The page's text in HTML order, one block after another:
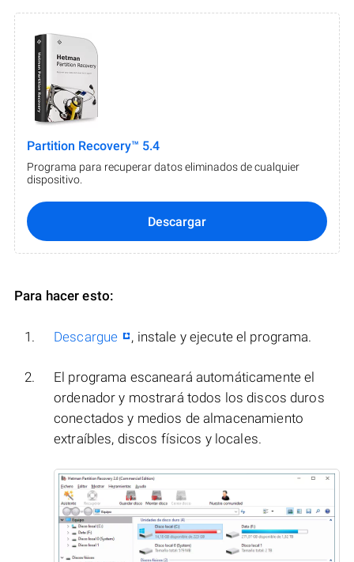
Partition Recovery™ 5.4
Programa para recuperar datos eliminados de cualquier
dispositivo.
Descargar
Para hacer esto:
Descargue , instale y ejecute el programa.
El programa escaneará automáticamente el
ordenador y mostrará todos los discos duros
conectados y medios de almacenamiento
extraíbles, discos físicos y locales.